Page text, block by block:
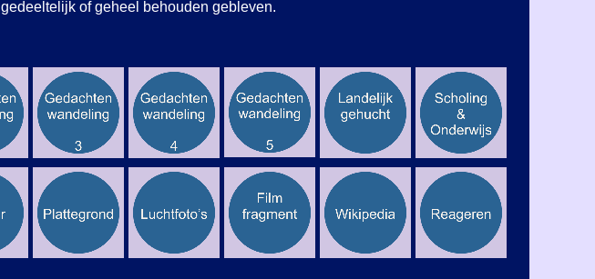
of geheel behouden gebleven.